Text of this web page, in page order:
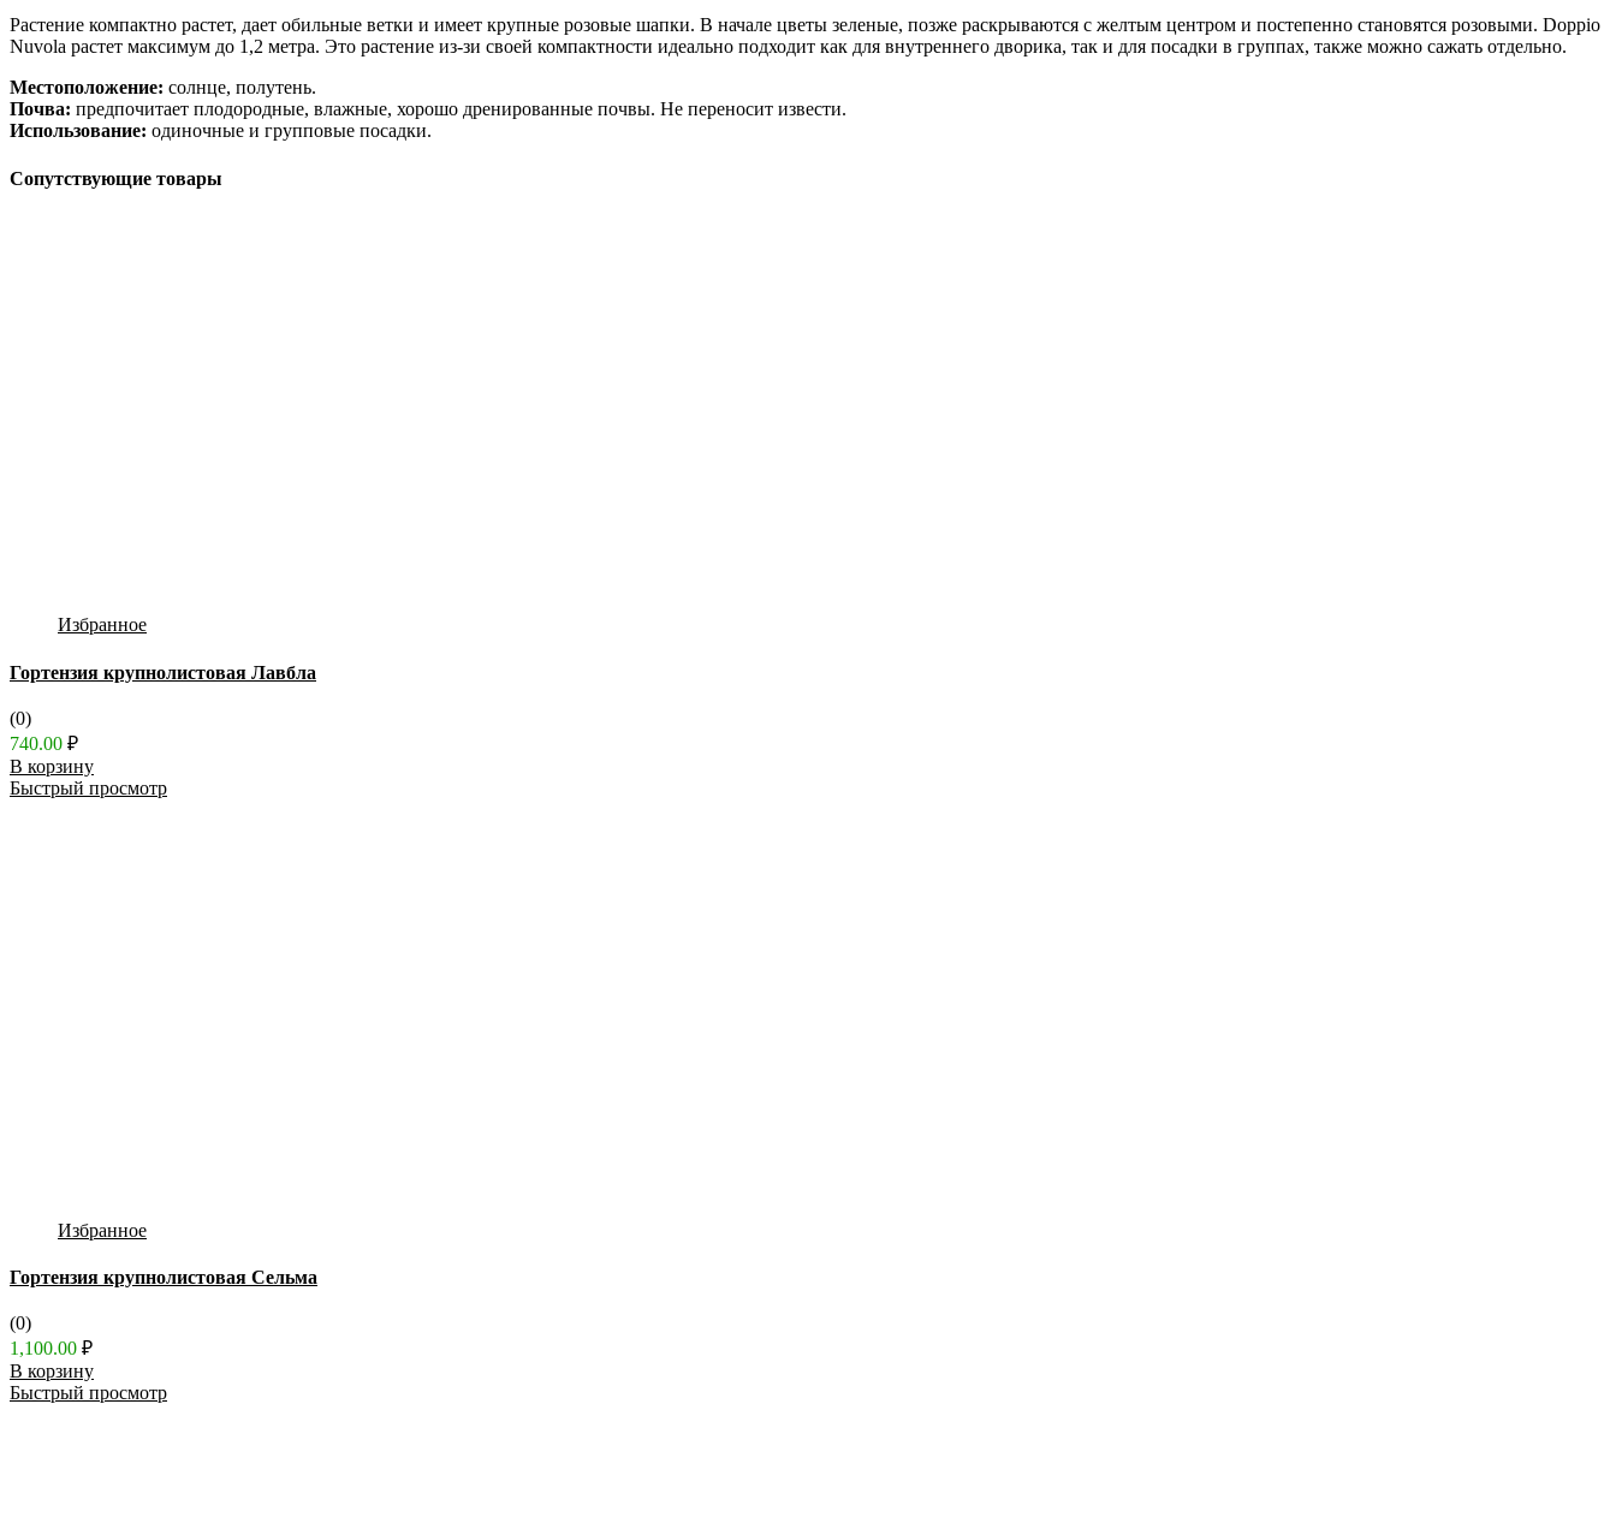
Растение компактно растет, дает обильные ветки и имеет крупные розовые шапки. В начале цветы зеленые, позже раскрываются с желтым центром и постепенно становятся розовыми. Doppio
Nuvola растет максимум до 1,2 метра. Это растение из-зи своей компактности идеально подходит как для внутреннего дворика, так и для посадки в группах, также можно сажать отдельно.
Местоположение: солнце, полутень.
Почва: предпочитает плодородные, влажные, хорошо дренированные почвы. Не переносит извести.
Использование: одиночные и групповые посадки.
Сопутствующие товары
Избранное
Гортензия крупнолистовая Лавбла
(0)
740.00 ₽
В корзину
Быстрый просмотр
Избранное
Гортензия крупнолистовая Сельма
(0)
1,100.00 ₽
В корзину
Быстрый просмотр